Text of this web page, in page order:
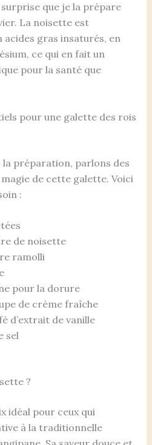
que je la prépare
La noisette est
gras insaturés, en
ce qui en fait un
pour la santé que
pour une galette des rois
la préparation, parlons des
de cette galette. Voici
:
de noisette
ramolli
pour la dorure
de crème fraîche
d’extrait de vanille
sel
?
idéal pour ceux qui
à la traditionnelle